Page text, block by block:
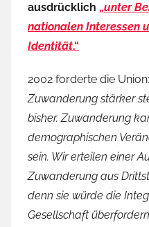
ausdrücklich „unter
nationalen Interessen
Identität.“
2002 forderte die Union:
Zuwanderung stärker
bisher. Zuwanderung
demographischen
sein. Wir erteilen einer
Zuwanderung aus
denn sie würde die
Gesellschaft